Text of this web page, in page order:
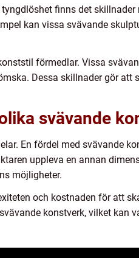
finns det
kan vissa svävande
förmedlar. Vissa
Dessa skillnader gör
svävande
En fördel med svävande
uppleva en annan
möjligheter.
och kostnaden för att
konstverk, vilket kan